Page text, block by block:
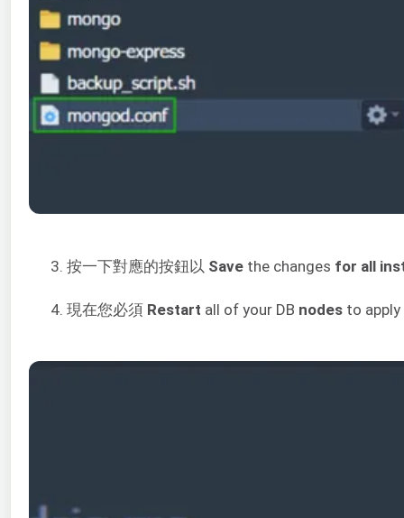
3. 按一下對應的按鈕以 Save the changes for all
4. 現在您必須 Restart all of your DB nodes to